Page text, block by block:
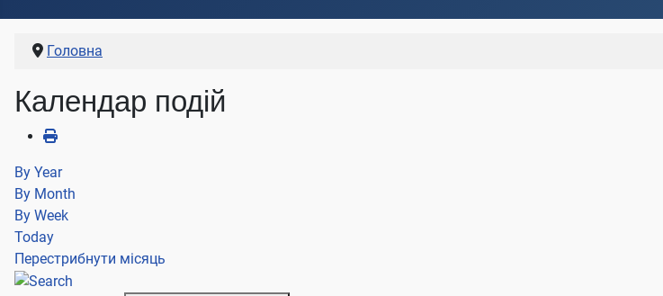
Головна
Календар подій
By Year
By Month
By Week
Today
Перестрибнути місяць